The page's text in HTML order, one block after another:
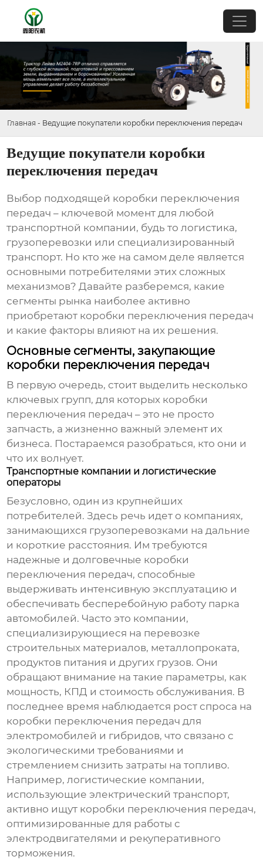
Главная - Ведущие покупатели коробки переключения передач
Ведущие покупатели коробки
переключения передач
Выбор подходящей коробки переключения
передач – ключевой момент для любой
транспортной компании, будь то логистика,
грузоперевозки или специализированный
транспорт. Но кто же на самом деле является
основными потребителями этих сложных
механизмов? Давайте разберемся, какие
сегменты рынка наиболее активно
приобретают коробки переключения передач
и какие факторы влияют на их решения.
Основные сегменты, закупающие
коробки переключения передач
В первую очередь, стоит выделить несколько
ключевых групп, для которых коробки
переключения передач – это не просто
запчасть, а жизненно важный элемент их
бизнеса. Постараемся разобраться, кто они и
что их волнует.
Транспортные компании и логистические
операторы
Безусловно, один из крупнейших
потребителей. Здесь речь идет о компаниях,
занимающихся грузоперевозками на дальние
и короткие расстояния. Им требуются
надежные и долговечные коробки
переключения передач, способные
выдерживать интенсивную эксплуатацию и
обеспечивать бесперебойную работу парка
автомобилей. Часто это компании,
специализирующиеся на перевозке
строительных материалов, металлопроката,
продуктов питания и других грузов. Они
обращают внимание на такие параметры, как
мощность, КПД и стоимость обслуживания. В
последнее время наблюдается рост спроса на
коробки переключения передач для
электромобилей и гибридов, что связано с
экологическими требованиями и
стремлением снизить затраты на топливо.
Например, логистические компании,
использующие электрический транспорт,
активно ищут коробки переключения передач,
оптимизированные для работы с
электродвигателями и рекуперативного
торможения.